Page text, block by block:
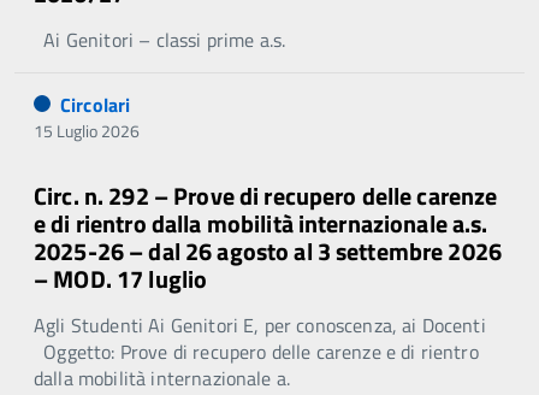
Ai Genitori – classi prime a.s.
Circolari
15 Luglio 2026
Circ. n. 292 – Prove di recupero delle carenze
e di rientro dalla mobilità internazionale a.s.
2025-26 – dal 26 agosto al 3 settembre 2026
– MOD. 17 luglio
Agli Studenti Ai Genitori E, per conoscenza, ai Docenti
Oggetto: Prove di recupero delle carenze e di rientro
dalla mobilità internazionale a.